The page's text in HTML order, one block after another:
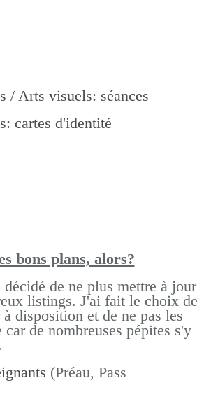
/ Arts visuels: séances
cartes d'identité
bons plans, alors?
de ne plus mettre à jour
listings. J'ai fait le choix de
disposition et de ne pas les
de nombreuses pépites s'y
(Préau, Pass